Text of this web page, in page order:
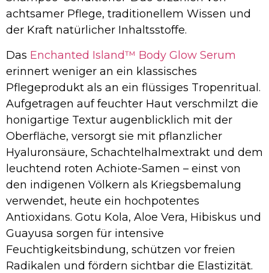
achtsamer Pflege, traditionellem Wissen und
der Kraft natürlicher Inhaltsstoffe.
Das Enchanted Island™ Body Glow Serum
erinnert weniger an ein klassisches
Pflegeprodukt als an ein flüssiges Tropenritual.
Aufgetragen auf feuchter Haut verschmilzt die
honigartige Textur augenblicklich mit der
Oberfläche, versorgt sie mit pflanzlicher
Hyaluronsäure, Schachtelhalmextrakt und dem
leuchtend roten Achiote-Samen – einst von
den indigenen Völkern als Kriegsbemalung
verwendet, heute ein hochpotentes
Antioxidans. Gotu Kola, Aloe Vera, Hibiskus und
Guayusa sorgen für intensive
Feuchtigkeitsbindung, schützen vor freien
Radikalen und fördern sichtbar die Elastizität.